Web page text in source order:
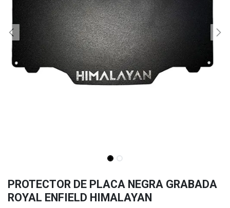
PROTECTOR DE PLACA NEGRA GRABADA
ROYAL ENFIELD HIMALAYAN